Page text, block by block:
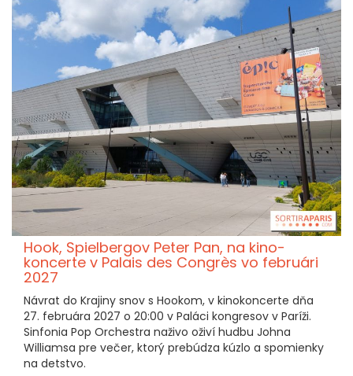
Hook, Spielbergov Peter Pan, na kino-
koncerte v Palais des Congrès vo februári
2027
Návrat do Krajiny snov s Hookom, v kinokoncerte dňa
27. februára 2027 o 20:00 v Paláci kongresov v Paríži.
Sinfonia Pop Orchestra naživo oživí hudbu Johna
Williamsa pre večer, ktorý prebúdza kúzlo a spomienky
na detstvo.